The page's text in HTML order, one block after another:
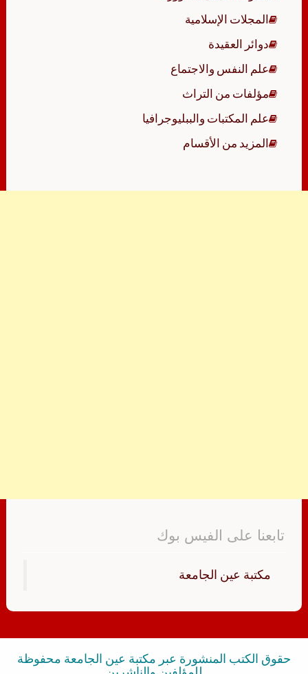
المجلات الإسلامية
دوائر العقيدة
علم النفس والاجتماع
مؤلفات من التراث
علم المكتبات والببليوجرافيا
المزيد من الأقسام
تابعنا على الفيس بوك
‏مكتبة عين الجامعة‏
حقوق الكتب المنشورة عبر مكتبة عين الجامعة محفوظة